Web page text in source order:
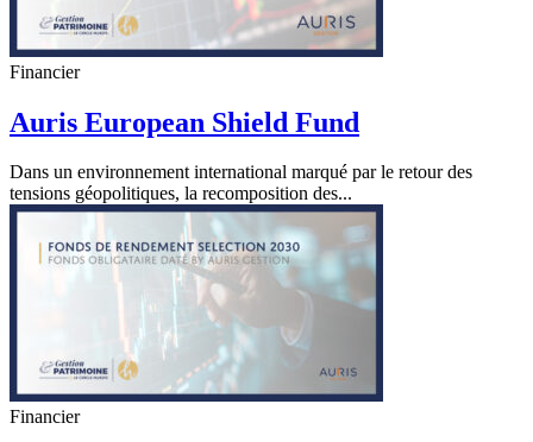
Financier
Auris European Shield Fund
Dans un environnement international marqué par le retour des
tensions géopolitiques, la recomposition des...
Financier